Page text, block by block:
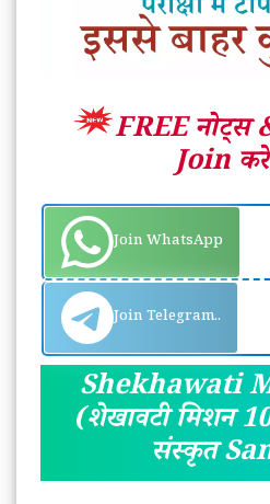
FREE नोट्स
Join करे
Join WhatsApp
Join Telegram..
Shekhawati
(शेखावटी मिशन
संस्कृत